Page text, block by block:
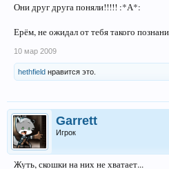
Они друг друга поняли!!!!! :*А*:
Ерём, не ожидал от тебя такого
10 мар 2009
hethfield нравится это.
Garrett
Игрок
Жуть, скошки на них не хватает...